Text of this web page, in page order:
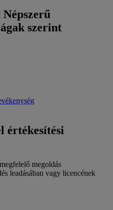
Népszerű
szerint
értékesítési
megoldás
leadásában vagy licencének